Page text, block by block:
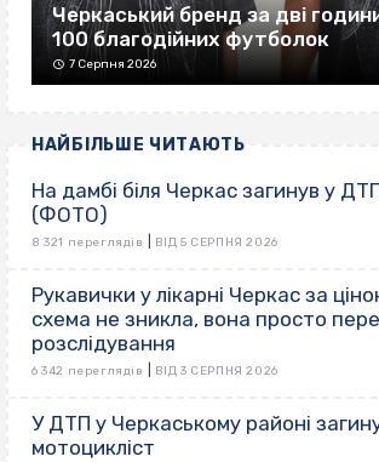
Черкаський бренд за дві
100 благодійних футболок
7 Серпня 2026
НАЙБІЛЬШЕ ЧИТАЮТЬ
На дамбі біля Черкас загинув у
(ФОТО)
8 321 переглядів ВІД 5 СЕРПНЯ 2026
Рукавички у лікарні Черкас за
схема не зникла, вона просто
розслідування
6 342 переглядів ВІД 3 СЕРПНЯ 2026
У ДТП у Черкаському районі
мотоцикліст